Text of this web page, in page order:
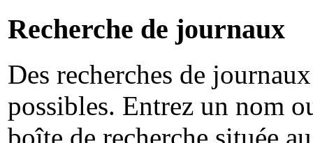
Recherche de journaux
Des recherches de
possibles. Entrez un nom